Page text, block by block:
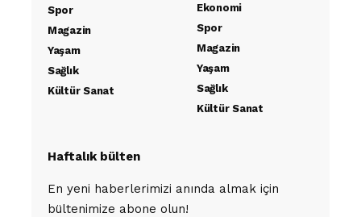
Spor
Magazin
Yaşam
Sağlık
Kültür Sanat
Ekonomi
Spor
Magazin
Yaşam
Sağlık
Kültür Sanat
Haftalık bülten
En yeni haberlerimizi anında almak için
bültenimize abone olun!